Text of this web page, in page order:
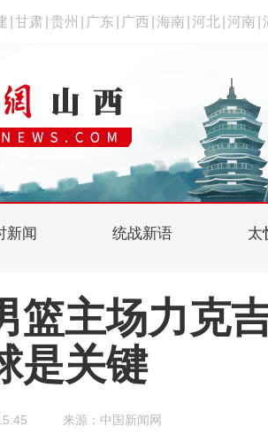
甘肃 贵州 广东 广西 海南 河北 河南
新闻 统战新语 太
篮主场力克
是关键
来源：中国新闻网